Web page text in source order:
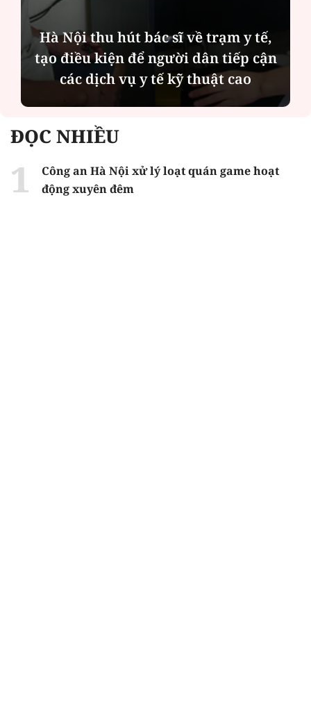
Hà Nội thu hút bác sĩ về trạm y tế,
tạo điều kiện để người dân tiếp cận
các dịch vụ y tế kỹ thuật cao
ĐỌC NHIỀU
Công an Hà Nội xử lý loạt quán game hoạt
động xuyên đêm